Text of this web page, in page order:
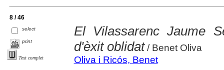
8 / 46
select
print
Text complet
El Vilassarenc Jaume
d'èxit oblidat/ Benet Oliva
Oliva i Ricós, Benet